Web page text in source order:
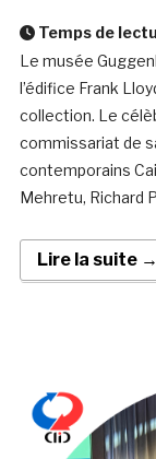
Temps de
Le musée
l’édifice Frank
collection. Le
commissariat de
contemporains Cai
Mehretu, Richard
Lire la suite →